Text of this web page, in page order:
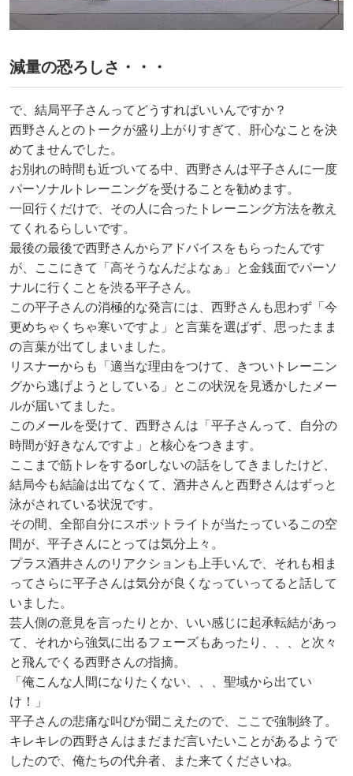
減量の恐ろしさ・・・
で、結局平子さんってどうすればいいんですか？
西野さんとのトークが盛り上がりすぎて、肝心なことを決
めてませんでした。
お別れの時間も近づいてる中、西野さんは平子さんに一度
パーソナルトレーニングを受けることを勧めます。
一回行くだけで、その人に合ったトレーニング方法を教え
てくれるらしいです。
最後の最後で西野さんからアドバイスをもらったんです
が、ここにきて「高そうなんだよなぁ」と金銭面でパーソ
ナルに行くことを渋る平子さん。
この平子さんの消極的な発言には、西野さんも思わず「今
更めちゃくちゃ寒いですよ」と言葉を選ばず、思ったまま
の言葉が出てしまいました。
リスナーからも「適当な理由をつけて、きついトレーニン
グから逃げようとしている」とこの状況を見透かしたメー
ルが届いてました。
このメールを受けて、西野さんは「平子さんって、自分の
時間が好きなんですよ」と核心をつきます。
ここまで筋トレをするorしないの話をしてきましたけど、
結局今も結論は出てなくて、酒井さんと西野さんはずっと
泳がされている状況です。
その間、全部自分にスポットライトが当たっているこの空
間が、平子さんにとっては気分上々。
プラス酒井さんのリアクションも上手いんで、それも相ま
ってさらに平子さんは気分が良くなっていってると話して
いました。
芸人側の意見を言ったりとか、いい感じに起承転結があっ
て、それから強気に出るフェーズもあったり、、、と次々
と飛んでくる西野さんの指摘。
「俺こんな人間になりたくない、、、聖域から出てい
け！」
平子さんの悲痛な叫びが聞こえたので、ここで強制終了。
キレキレの西野さんはまだまだ言いたいことがあるようで
したので、俺たちの代弁者、また来てくださいね。